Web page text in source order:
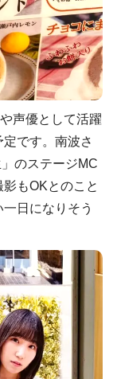
声優として活躍
定です。南波さ
のステージMC
もOKとのこと
日になりそう